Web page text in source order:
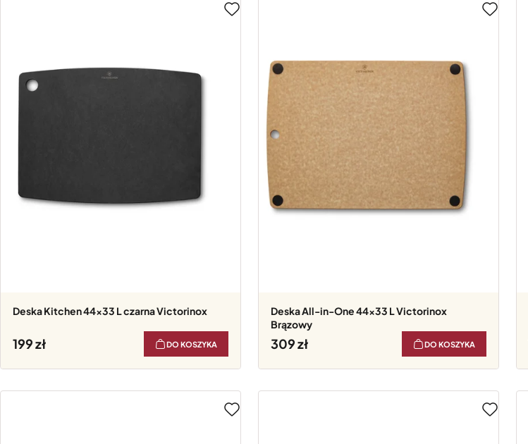
Deska Kitchen 44x33 L czarna Victorinox
199 DO KOSZYKA
Deska All-in-One 44x33 L Victorinox
Brązowy
309 DO KOSZYKA